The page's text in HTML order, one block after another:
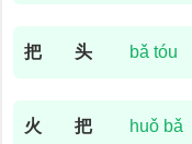
把 头 bǎ tóu
火 把 huǒ bǎ